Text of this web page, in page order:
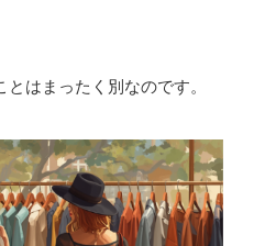
とはまったく別なのです。